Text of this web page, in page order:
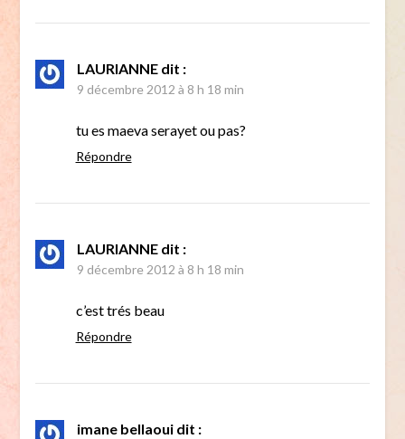
LAURIANNE dit :
9 décembre 2012 à 8 h 18 min
tu es maeva serayet ou pas?
Répondre
LAURIANNE dit :
9 décembre 2012 à 8 h 18 min
c’est trés beau
Répondre
imane bellaoui dit :